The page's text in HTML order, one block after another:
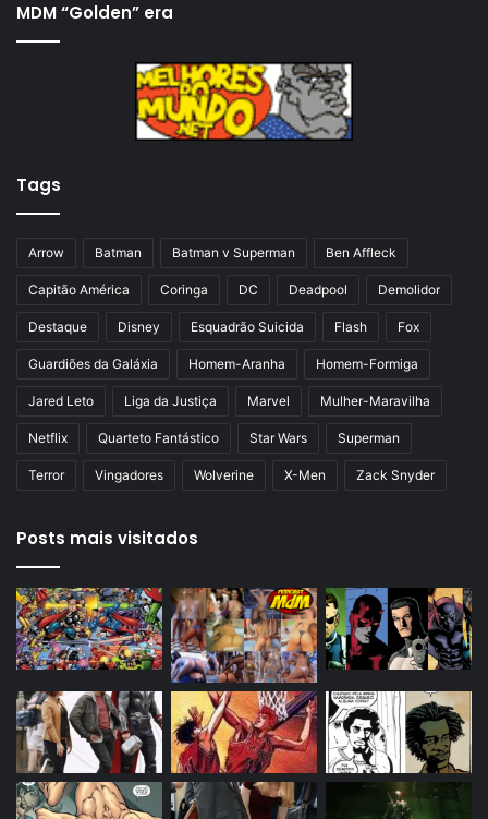
a
a
n
m
a
p
n
MDM “Golden” era
Tags
Arrow Batman Batman v Superman Ben Affleck
Capitão América Coringa DC Deadpool Demolidor
Destaque Disney Esquadrão Suicida Flash Fox
Guardiões da Galáxia Homem-Aranha Homem-Formiga
Jared Leto Liga da Justiça Marvel Mulher-Maravilha
Netflix Quarteto Fantástico Star Wars Superman
Terror Vingadores Wolverine X-Men Zack Snyder
Posts mais visitados